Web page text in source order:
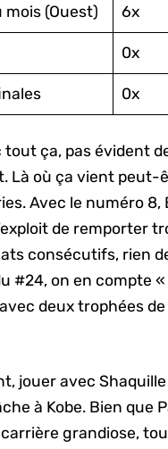
(Ouest) 6x
0x
0x
tout ça, pas évident
Là où ça vient peut-
Avec le numéro
de remporter
consécutifs, rien
#24, on en compte
deux trophées de
jouer avec Shaquille
à Kobe. Bien que
grandiose,